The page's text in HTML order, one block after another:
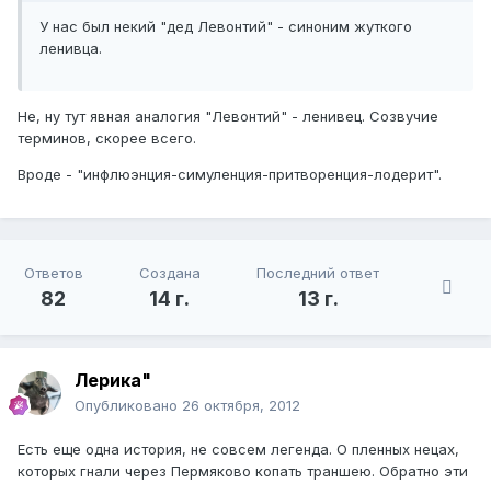
У нас был некий "дед Левонтий" - синоним жуткого
ленивца.
Не, ну тут явная аналогия "Левонтий" - ленивец. Созвучие
терминов, скорее всего.
Вроде - "инфлюэнция-симуленция-притворенция-лодерит".
Ответов
82
Создана
14 г.
Последний ответ
13 г.
Лерика"
Опубликовано 26 октября, 2012
Есть еще одна история, не совсем легенда. О пленных нецах,
которых гнали через Пермяково копать траншею. Обратно эти